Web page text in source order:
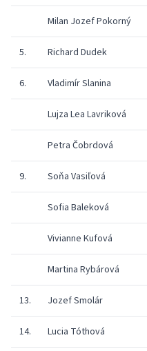
Milan Jozef Pokorný
5. Richard Dudek
6. Vladimír Slanina
Lujza Lea Lavriková
Petra Čobrdová
9. Soňa Vasiľová
Sofia Baleková
Vivianne Kufová
Martina Rybárová
13. Jozef Smolár
14. Lucia Tóthová